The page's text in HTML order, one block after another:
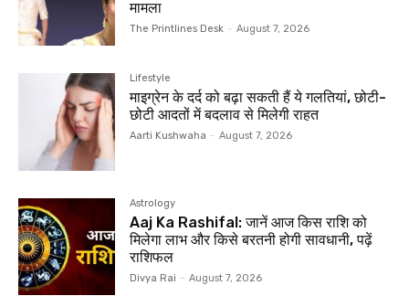
मामला
The Printlines Desk - August 7, 2026
Lifestyle
माइग्रेन के दर्द को बढ़ा सकती हैं ये गलतियां, छोटी-
छोटी आदतों में बदलाव से मिलेगी राहत
Aarti Kushwaha - August 7, 2026
Astrology
Aaj Ka Rashifal: जानें आज किस राशि को
मिलेगा लाभ और किसे बरतनी होगी सावधानी, पढ़ें
राशिफल
Divya Rai - August 7, 2026